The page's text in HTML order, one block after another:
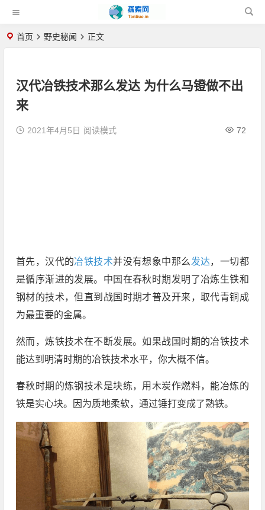
首页 野史秘闻 正文
汉代冶铁技术那么发达 为什么马镫做不出
来
2021年4月5日 72
阅读模式
首先，汉代的冶铁技术并没有想象中那么 发达，一切都
是循序渐进的发展。中国在春秋时期发明了冶炼生铁和
钢材的技术，但直到战国时期才普及开来，取代青铜成
为最重要的金属。
然而，炼铁技术在不断发展。如果战国时期的冶铁技术
能达到明清时期的冶铁技术水平，你大概不信。
春秋时期的炼钢技术是块练，用木炭作燃料，能冶炼的
铁是实心块。因为质地柔软，通过锤打变成了熟铁。